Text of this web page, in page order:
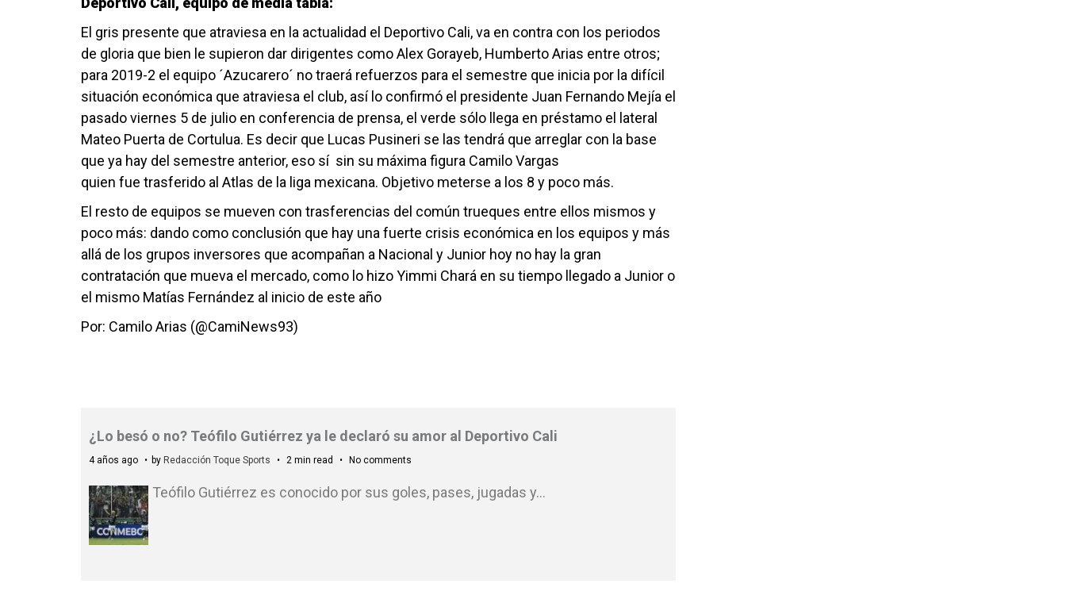
El gris presente que atraviesa en la actualidad el Deportivo Cali, va en contra con los periodos
de gloria que bien le supieron dar dirigentes como Alex Gorayeb, Humberto Arias entre otros;
para 2019-2 el equipo ´Azucarero´ no traerá refuerzos para el semestre que inicia por la difícil
situación económica que atraviesa el club, así lo confirmó el presidente Juan Fernando Mejía el
pasado viernes 5 de julio en conferencia de prensa, el verde sólo llega en préstamo el lateral
Mateo Puerta de Cortulua. Es decir que Lucas Pusineri se las tendrá que arreglar con la base
que ya hay del semestre anterior, eso sí sin su máxima figura Camilo Vargas
quien fue trasferido al Atlas de la liga mexicana. Objetivo meterse a los 8 y poco más.
El resto de equipos se mueven con trasferencias del común trueques entre ellos mismos y
poco más: dando como conclusión que hay una fuerte crisis económica en los equipos y más
allá de los grupos inversores que acompañan a Nacional y Junior hoy no hay la gran
contratación que mueva el mercado, como lo hizo Yimmi Chará en su tiempo llegado a Junior o
el mismo Matías Fernández al inicio de este año
Por: Camilo Arias (@CamiNews93)
¿Lo besó o no? Teófilo Gutiérrez ya le declaró su amor al Deportivo Cali
4 años ago by Redacción Toque Sports 2 min read No comments
Teófilo Gutiérrez es conocido por sus goles, pases, jugadas y…